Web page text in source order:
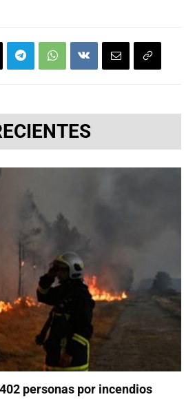
personas por incendios